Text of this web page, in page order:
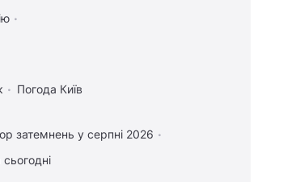
Погода Київ
затемнень у серпні 2026